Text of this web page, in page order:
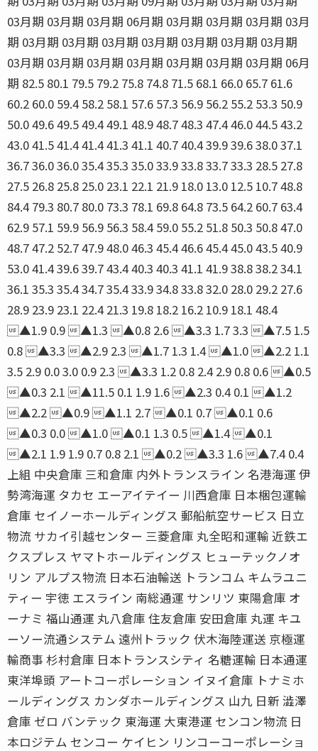
03月期 03月期 03月期 06月期 03月期 03月期 03月期 03月
期 03月期 03月期 03月期 03月期 03月期 03月期 03月期
03月期 03月期 03月期 03月期 03月期 03月期 03月期 06月
期 82.5 80.1 79.5 79.2 75.8 74.8 71.5 68.1 66.0 65.7 61.6
60.2 60.0 59.4 58.2 58.1 57.6 57.3 56.9 56.2 55.2 53.3 50.9
50.0 49.6 49.5 49.4 49.1 48.9 48.7 48.3 47.4 46.0 44.5 43.2
43.0 41.5 41.4 41.4 41.3 41.1 40.7 40.4 39.9 39.6 38.0 37.1
36.7 36.0 36.0 35.4 35.3 35.0 33.9 33.8 33.7 33.3 28.5 27.8
27.5 26.8 25.8 25.0 23.1 22.1 21.9 18.0 13.0 12.5 10.7 48.8
84.4 79.3 80.7 80.0 73.3 78.1 69.8 64.8 73.5 64.2 60.7 63.4
62.9 57.1 59.9 56.9 56.3 58.4 59.0 55.2 51.8 50.3 50.8 47.0
48.7 47.2 52.7 47.9 48.0 46.3 45.4 46.6 45.4 45.0 43.5 40.9
53.0 41.4 39.6 39.7 43.4 40.3 40.3 41.1 41.9 38.8 38.2 34.1
36.1 35.3 35.4 34.7 35.4 33.9 34.8 33.8 32.0 28.0 29.2 27.6
28.9 23.9 23.1 22.4 21.3 19.8 18.2 16.2 10.9 18.1 48.4
▲1.9 0.9 ▲1.3 ▲0.8 2.6 ▲3.3 1.7 3.3 ▲7.5 1.5
0.8 ▲3.3 ▲2.9 2.3 ▲1.7 1.3 1.4 ▲1.0 ▲2.2 1.1
3.5 2.9 0.0 3.0 0.9 2.3 ▲3.3 1.2 0.8 2.4 2.9 0.8 0.6 ▲0.5
▲0.3 2.1 ▲11.5 0.1 1.9 1.6 ▲2.3 0.4 0.1 ▲1.2
▲2.2 ▲0.9 ▲1.1 2.7 ▲0.1 0.7 ▲0.1 0.6
▲0.3 0.0 ▲1.0 ▲0.1 1.3 0.5 ▲1.4 ▲0.1
▲2.1 1.9 1.9 0.7 0.8 2.1 ▲0.2 ▲3.3 1.6 ▲7.4 0.4
上組 中央倉庫 三和倉庫 内外トランスライン 名港海運 伊
勢湾海運 タカセ エーアイテイー 川西倉庫 日本梱包運輸
倉庫 セイノーホールディングス 郵船航空サービス 日立
物流 サカイ引越センター 三菱倉庫 丸全昭和運輸 近鉄エ
クスプレス ヤマトホールディングス ヒューテックノオ
リン アルプス物流 日本石油輸送 トランコム キムラユニ
ティー 宇徳 エスライン 南総通運 サンリツ 東陽倉庫 オ
ーナミ 福山通運 丸八倉庫 住友倉庫 安田倉庫 丸運 キユ
ーソー流通システム 遠州トラック 伏木海陸運送 京極運
輸商事 杉村倉庫 日本トランスシティ 名糖運輸 日本通運
東洋埠頭 アートコーポレーション イヌイ倉庫 トナミホ
ールディングス カンダホールディングス 山九 日新 澁澤
倉庫 ゼロ バンテック 東海運 大東港運 センコン物流 日
本ロジテム センコー ケイヒン リンコーコーポレーショ